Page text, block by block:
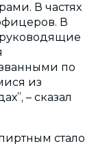
В частях
В
по
из
– сказал
стало